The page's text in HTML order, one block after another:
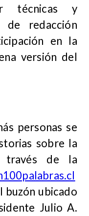
técnicas y
de redacción
en la
versión del
personas se
sobre la
de la
ubicado
Julio A.